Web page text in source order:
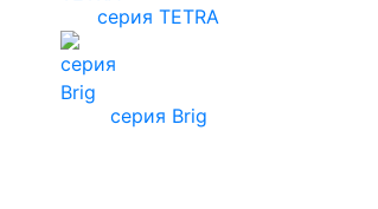
серия TETRA
серия Brig